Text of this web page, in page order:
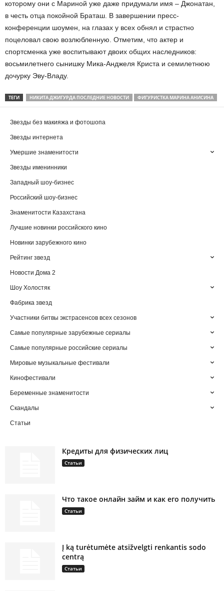
которому они с Мариной уже даже придумали имя – Джонатан,
в честь отца покойной Браташ. В завершении пресс-
конференции шоумен, на глазах у всех обнял и страстно
поцеловал свою возлюбленную. Отметим, что актер и
спортсменка уже воспитывают двоих общих наследников:
восьмилетнего сынишку Мика-Анджеля Криста и семилетнюю
дочурку Эву-Владу.
ТЕГИ НИКИТА ДЖИГУРДА ПОСЛЕДНИЕ НОВОСТИ ФИГУРИСТКА МАРИНА АНИСИНА
Звезды без макияжа и фотошопа
Звезды интернета
Умершие знаменитости
Звезды именинники
Западный шоу-бизнес
Российский шоу-бизнес
Знаменитости Казахстана
Лучшие новинки российского кино
Новинки зарубежного кино
Рейтинг звезд
Новости Дома 2
Шоу Холостяк
Фабрика звезд
Участники битвы экстрасенсов всех сезонов
Самые популярные зарубежные сериалы
Самые популярные российские сериалы
Мировые музыкальные фестивали
Кинофестивали
Беременные знаменитости
Скандалы
Статьи
Кредиты для физических лиц
Статьи
Что такое онлайн займ и как его получить
Статьи
Į ką turėtumėte atsižvelgti renkantis sodo
centrą
Статьи